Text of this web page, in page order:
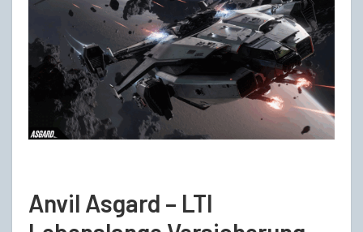
Anvil Asgard – LTI